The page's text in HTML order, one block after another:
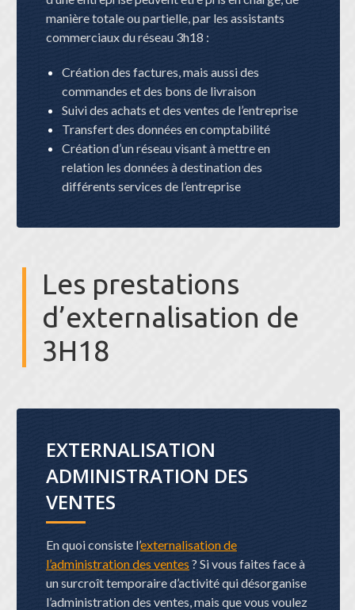
manière totale ou partielle, par les assistants
commerciaux du réseau 3h18 :
Création des factures, mais aussi des
commandes et des bons de livraison
Suivi des achats et des ventes de l’entreprise
Transfert des données en comptabilité
Création d’un réseau visant à mettre en
relation les données à destination des
différents services de l’entreprise
Les prestations
d’externalisation de
3H18
EXTERNALISATION
ADMINISTRATION DES
VENTES
En quoi consiste l’externalisation de
l’administration des ventes ? Si vous faites face à
un surcroît temporaire d’activité qui désorganise
l’administration des ventes, mais que vous voulez